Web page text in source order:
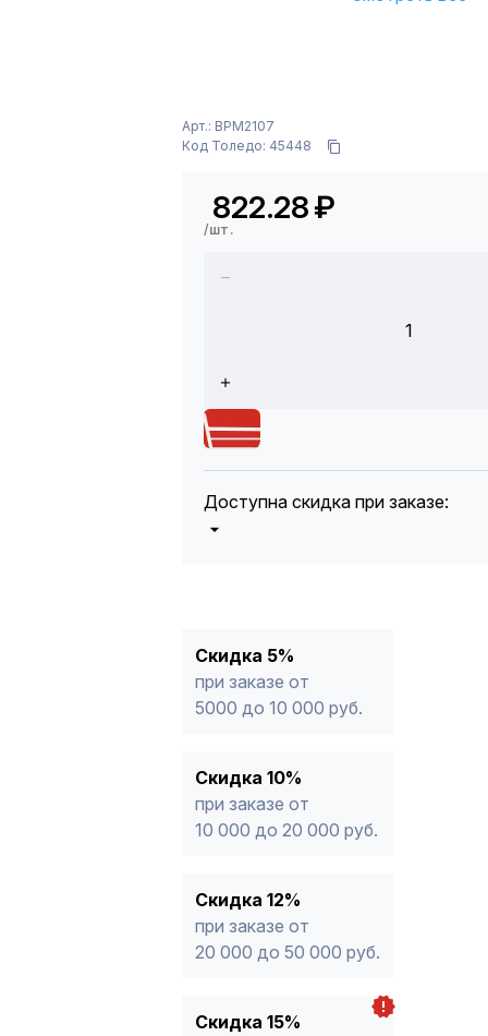
Арт.: BPM2107
Код Толедо: 45448
822.28₽
/шт.
1
Доступна скидка при заказе:
* -Для заказов, состоящих
продукции, максимальная скидка
Скидка 5%
при заказе от
5000 до 10 000 руб.
Скидка 10%
при заказе от
10 000 до 20 000 руб.
Скидка 12%
при заказе от
20 000 до 50 000 руб.
Скидка 15%